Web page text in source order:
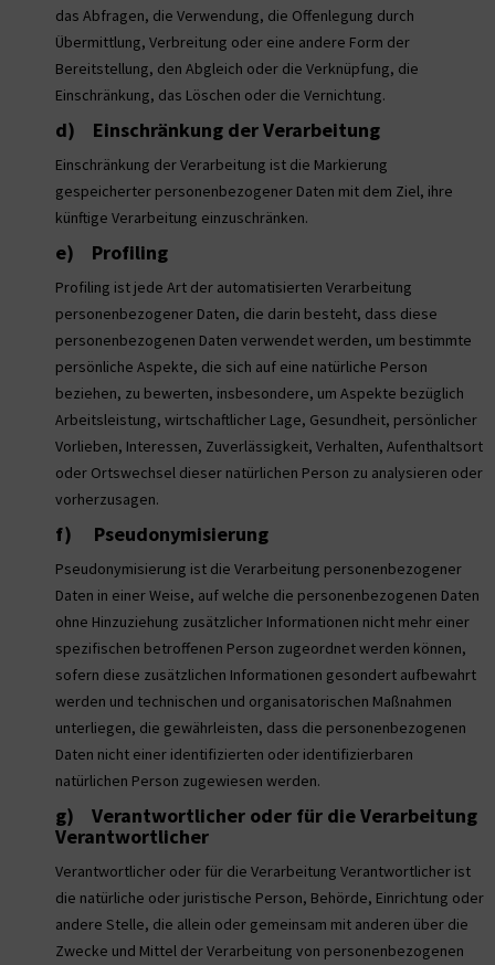
das Abfragen, die Verwendung, die Offenlegung durch
Übermittlung, Verbreitung oder eine andere Form der
Bereitstellung, den Abgleich oder die Verknüpfung, die
Einschränkung, das Löschen oder die Vernichtung.
d) Einschränkung der Verarbeitung
Einschränkung der Verarbeitung ist die Markierung
gespeicherter personenbezogener Daten mit dem Ziel, ihre
künftige Verarbeitung einzuschränken.
e) Profiling
Profiling ist jede Art der automatisierten Verarbeitung
personenbezogener Daten, die darin besteht, dass diese
personenbezogenen Daten verwendet werden, um bestimmte
persönliche Aspekte, die sich auf eine natürliche Person
beziehen, zu bewerten, insbesondere, um Aspekte bezüglich
Arbeitsleistung, wirtschaftlicher Lage, Gesundheit, persönlicher
Vorlieben, Interessen, Zuverlässigkeit, Verhalten, Aufenthaltsort
oder Ortswechsel dieser natürlichen Person zu analysieren oder
vorherzusagen.
f) Pseudonymisierung
Pseudonymisierung ist die Verarbeitung personenbezogener
Daten in einer Weise, auf welche die personenbezogenen Daten
ohne Hinzuziehung zusätzlicher Informationen nicht mehr einer
spezifischen betroffenen Person zugeordnet werden können,
sofern diese zusätzlichen Informationen gesondert aufbewahrt
werden und technischen und organisatorischen Maßnahmen
unterliegen, die gewährleisten, dass die personenbezogenen
Daten nicht einer identifizierten oder identifizierbaren
natürlichen Person zugewiesen werden.
g) Verantwortlicher oder für die Verarbeitung
Verantwortlicher
Verantwortlicher oder für die Verarbeitung Verantwortlicher ist
die natürliche oder juristische Person, Behörde, Einrichtung oder
andere Stelle, die allein oder gemeinsam mit anderen über die
Zwecke und Mittel der Verarbeitung von personenbezogenen